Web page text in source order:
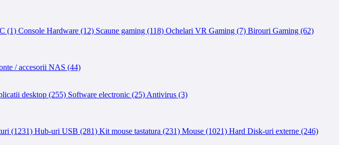
(1) Console Hardware (12) Scaune gaming (118) Ochelari VR Gaming (7) Birouri Gaming (62)
/ accesorii NAS (44)
desktop (255) Software electronic (25) Antivirus (3)
(1231) Hub-uri USB (281) Kit mouse tastatura (231) Mouse (1021) Hard Disk-uri externe (246)